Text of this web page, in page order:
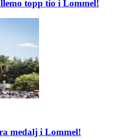
topp tio i Lommel!
medalj i Lommel!